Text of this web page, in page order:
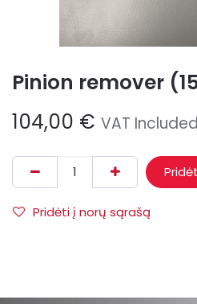
Pinion remover
104,00 € VAT Included
Pridėti į norų sąrašą